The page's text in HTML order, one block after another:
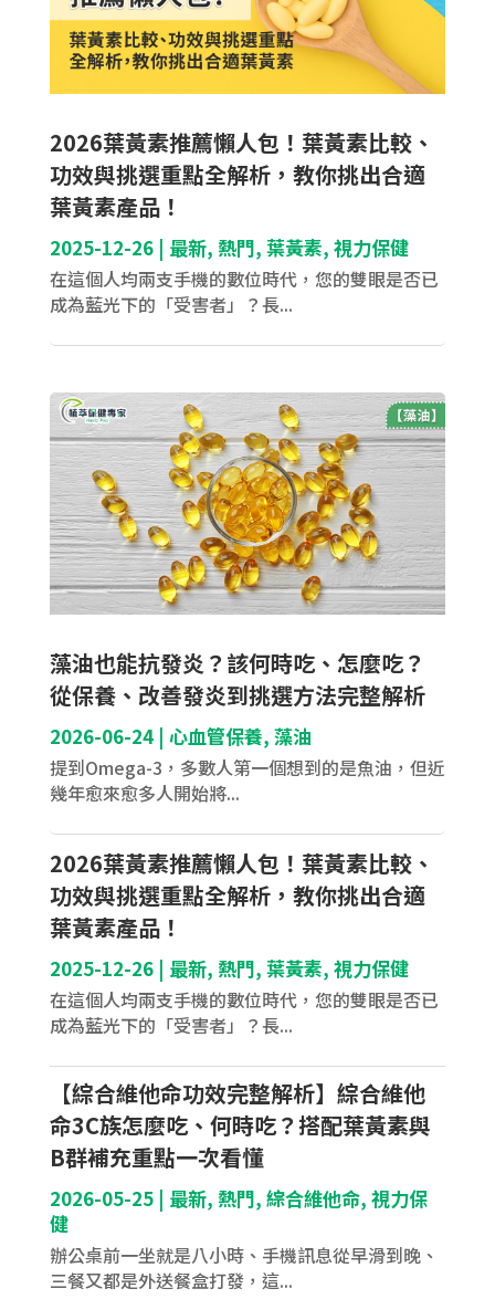
2026葉黃素推薦懶人包！葉黃素比較、
功效與挑選重點全解析，教你挑出合適
葉黃素產品！
2025-12-26| 最新, 熱門, 葉黃素, 視力保健
在這個人均兩支手機的數位時代，您的雙眼是否已
成為藍光下的「受害者」？長...
藻油也能抗發炎？該何時吃、怎麼吃？
從保養、改善發炎到挑選方法完整解析
2026-06-24| 心血管保養, 藻油
提到Omega-3，多數人第一個想到的是魚油，但近
幾年愈來愈多人開始將...
2026葉黃素推薦懶人包！葉黃素比較、
功效與挑選重點全解析，教你挑出合適
葉黃素產品！
2025-12-26| 最新, 熱門, 葉黃素, 視力保健
在這個人均兩支手機的數位時代，您的雙眼是否已
成為藍光下的「受害者」？長...
【綜合維他命功效完整解析】綜合維他
命3C族怎麼吃、何時吃？搭配葉黃素與
B群補充重點一次看懂
2026-05-25| 最新, 熱門, 綜合維他命, 視力保
健
辦公桌前一坐就是八小時、手機訊息從早滑到晚、
三餐又都是外送餐盒打發，這...